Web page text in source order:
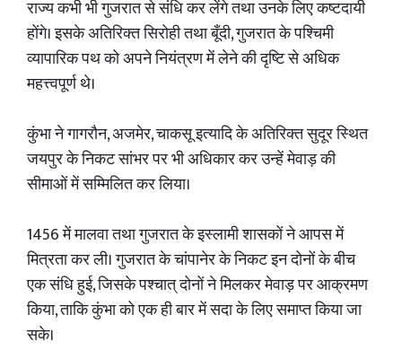
राज्य कभी भी गुजरात से संधि कर लेंगे तथा उनके लिए कष्टदायी
होंगे। इसके अतिरिक्त सिरोही तथा बूँदी, गुजरात के पश्चिमी
व्यापारिक पथ को अपने नियंत्रण में लेने की दृष्टि से अधिक
महत्त्वपूर्ण थे।
कुंभा ने गागरौन, अजमेर, चाकसू इत्यादि के अतिरिक्त सुदूर स्थित
जयपुर के निकट सांभर पर भी अधिकार कर उन्हें मेवाड़ की
सीमाओं में सम्मिलित कर लिया।
1456 में मालवा तथा गुजरात के इस्लामी शासकों ने आपस में
मित्रता कर ली। गुजरात के चांपानेर के निकट इन दोनों के बीच
एक संधि हुई, जिसके पश्चात् दोनों ने मिलकर मेवाड़ पर आक्रमण
किया, ताकि कुंभा को एक ही बार में सदा के लिए समाप्त किया जा
सके।